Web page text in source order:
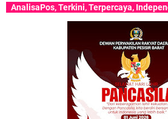
Terkini, Terpercaya, Independen